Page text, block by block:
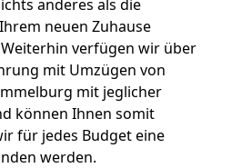
anderes als die
neuen Zuhause
verfügen wir über
mit Umzügen von
mit jeglicher
können Ihnen somit
für jedes Budget eine
werden.